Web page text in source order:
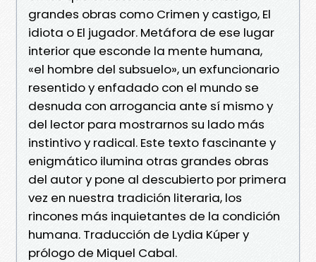
grandes obras como Crimen y castigo, El
idiota o El jugador. Metáfora de ese lugar
interior que esconde la mente humana,
«el hombre del subsuelo», un exfuncionario
resentido y enfadado con el mundo se
desnuda con arrogancia ante sí mismo y
del lector para mostrarnos su lado más
instintivo y radical. Este texto fascinante y
enigmático ilumina otras grandes obras
del autor y pone al descubierto por primera
vez en nuestra tradición literaria, los
rincones más inquietantes de la condición
humana. Traducción de Lydia Kúper y
prólogo de Miquel Cabal.